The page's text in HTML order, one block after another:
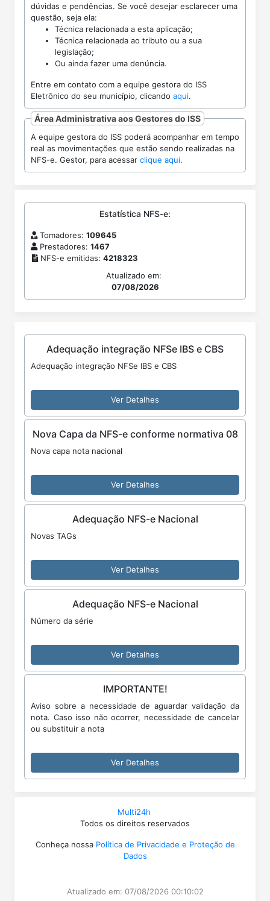
dúvidas e pendências. Se você desejar esclarecer uma
questão, seja ela:
Técnica relacionada a esta aplicação;
Técnica relacionada ao tributo ou a sua
legislação;
Ou ainda fazer uma denúncia.
Entre em contato com a equipe gestora do ISS
Eletrônico do seu município, clicando aqui.
Área Administrativa aos Gestores do ISS
A equipe gestora do ISS poderá acompanhar em tempo
real as movimentações que estão sendo realizadas na
NFS-e. Gestor, para acessar clique aqui.
Estatística NFS-e:
Tomadores: 109645
Prestadores: 1467
NFS-e emitidas: 4218323
Atualizado em:
07/08/2026
Adequação integração NFSe IBS e CBS
Adequação integração NFSe IBS e CBS
Ver Detalhes
Nova Capa da NFS-e conforme normativa 08
Nova capa nota nacional
Ver Detalhes
Adequação NFS-e Nacional
Novas TAGs
Ver Detalhes
Adequação NFS-e Nacional
Número da série
Ver Detalhes
IMPORTANTE!
Aviso sobre a necessidade de aguardar validação da
nota. Caso isso não ocorrer, necessidade de cancelar
ou substituir a nota
Ver Detalhes
Multi24h
Todos os direitos reservados
Conheça nossa Política de Privacidade e Proteção de
Dados
Atualizado em: 07/08/2026 00:10:02